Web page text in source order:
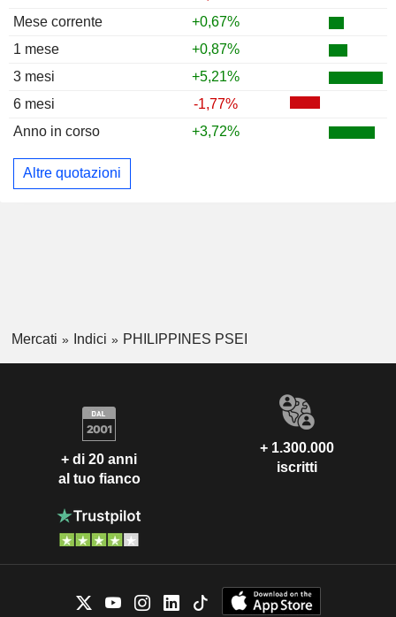
Mese corrente
+0,67%
1 mese
+0,87%
3 mesi
+5,21%
6 mesi
-1,77%
Anno in corso
+3,72%
Altre quotazioni
Mercati Indici PHILIPPINES PSEI
+ di 20 anni
al tuo fianco
+ 1.300.000
iscritti